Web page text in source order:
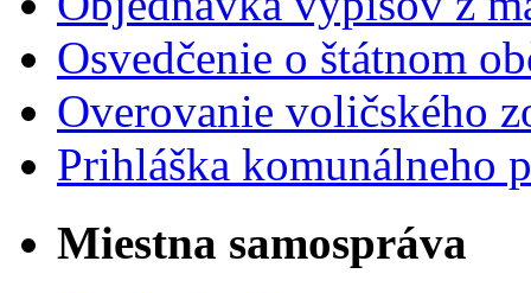
Osvedčenie o štátnom
Overovanie voličského
Prihláška komunálneho
Miestna samospráva